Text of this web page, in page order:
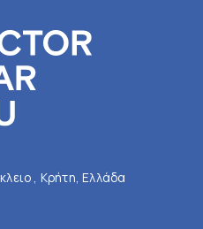
, Κρήτη, Ελλάδα